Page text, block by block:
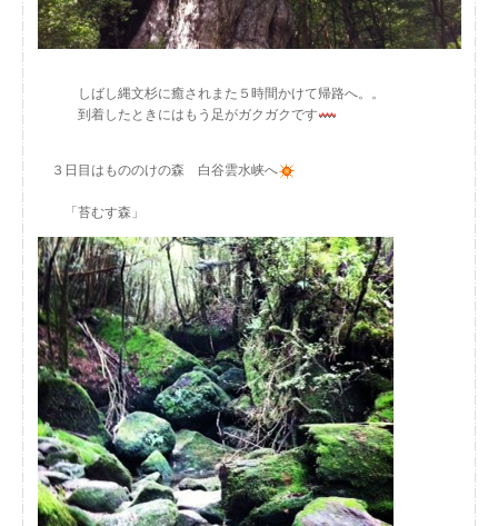
しばし縄文杉に癒されまた５時間かけて帰路へ。。
到着したときにはもう足がガクガクです
３日目はもののけの森 白谷雲水峡へ
「苔むす森」